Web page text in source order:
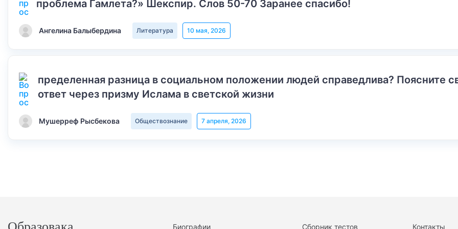
проблема Гамлета?» Шекспир. Слов 50-70 Заранее спасибо!
Ангелина Балыбердина Литература 10 мая, 2026
пределенная разница в социальном положении людей справедлива? Поясните
ответ через призму Ислама в светской жизни
Мушерреф Рысбекова Обществознание 7 апреля, 2026
Биографии Сборник тестов Контакты